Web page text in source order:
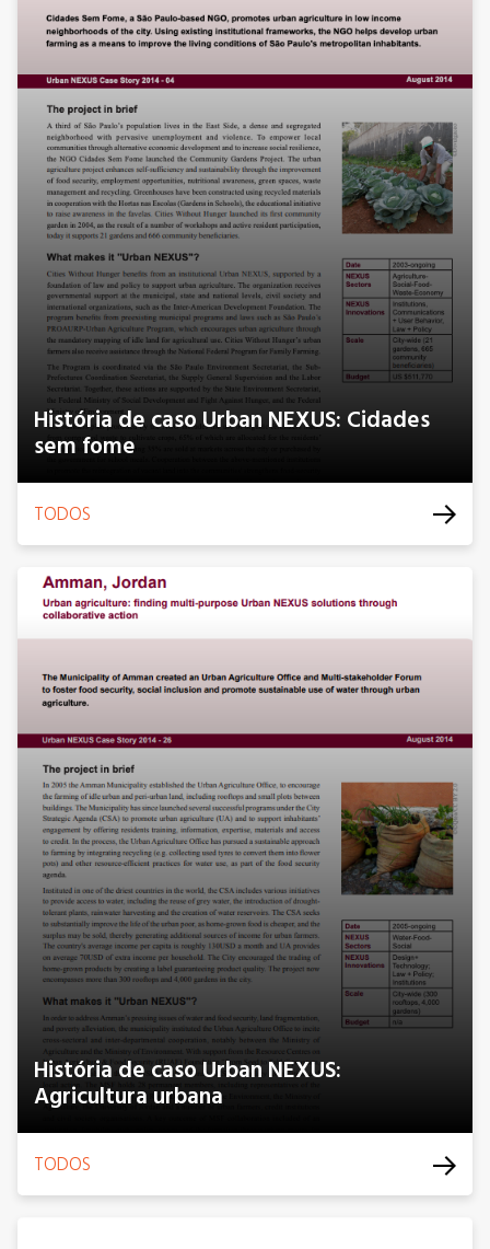
História de caso Urban NEXUS: Cidades
sem fome
TODOS
História de caso Urban NEXUS:
Agricultura urbana
TODOS